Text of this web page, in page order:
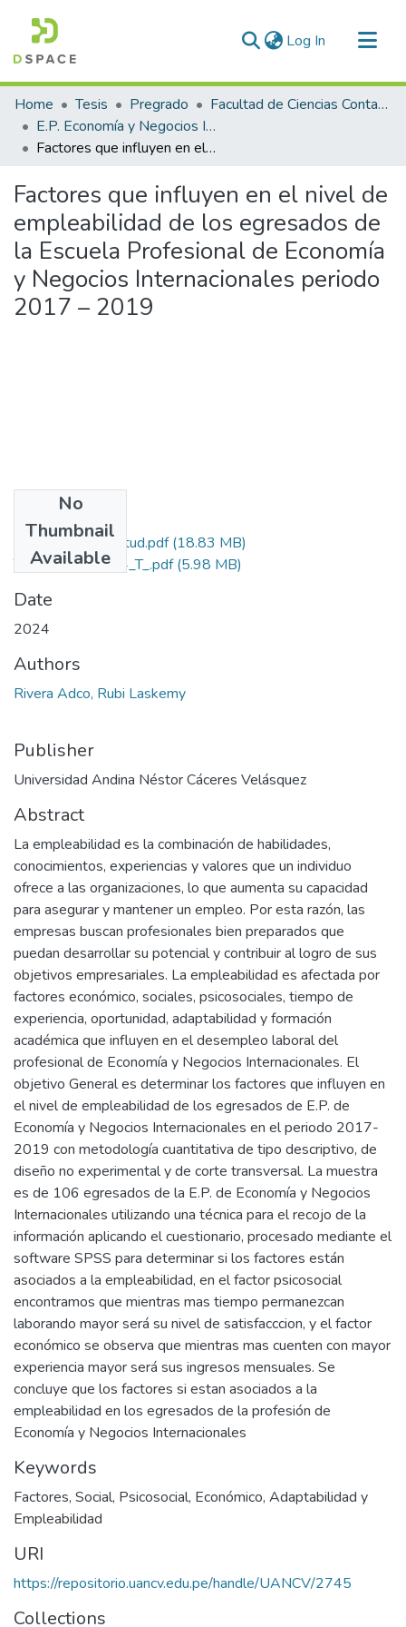
Log In (current)
Communities & Collections
All of DSpace
Statistics
Home Tesis Pregrado
Facultad de Ciencias Contables y Financieras
E.P. Economía y Negocios Internacionales
Factores que influyen en el nivel de empleabilidad de los egresados de la Escuela Profesional de Economía y Negocios Internacionales periodo 2017 – 2019
Factores que influyen en el nivel de
empleabilidad de los egresados de
la Escuela Profesional de Economía
y Negocios Internacionales periodo
2017 – 2019
No
Thumbnail
Available
Grado de Similitud.pdf(18.83 MB)
T036_73817974_T_.pdf(5.98 MB)
Date
2024
Authors
Rivera Adco, Rubi Laskemy
Publisher
Universidad Andina Néstor Cáceres Velásquez
Abstract
La empleabilidad es la combinación de habilidades,
conocimientos, experiencias y valores que un individuo
ofrece a las organizaciones, lo que aumenta su capacidad
para asegurar y mantener un empleo. Por esta razón, las
empresas buscan profesionales bien preparados que
puedan desarrollar su potencial y contribuir al logro de sus
objetivos empresariales. La empleabilidad es afectada por
factores económico, sociales, psicosociales, tiempo de
experiencia, oportunidad, adaptabilidad y formación
académica que influyen en el desempleo laboral del
profesional de Economía y Negocios Internacionales. El
objetivo General es determinar los factores que influyen en
el nivel de empleabilidad de los egresados de E.P. de
Economía y Negocios Internacionales en el periodo 2017-
2019 con metodología cuantitativa de tipo descriptivo, de
diseño no experimental y de corte transversal. La muestra
es de 106 egresados de la E.P. de Economía y Negocios
Internacionales utilizando una técnica para el recojo de la
información aplicando el cuestionario, procesado mediante el
software SPSS para determinar si los factores están
asociados a la empleabilidad, en el factor psicosocial
encontramos que mientras mas tiempo permanezcan
laborando mayor será su nivel de satisfacccion, y el factor
económico se observa que mientras mas cuenten con mayor
experiencia mayor será sus ingresos mensuales. Se
concluye que los factores si estan asociados a la
empleabilidad en los egresados de la profesión de
Economía y Negocios Internacionales
Keywords
Factores, Social, Psicosocial, Económico, Adaptabilidad y
Empleabilidad
URI
https://repositorio.uancv.edu.pe/handle/UANCV/2745
Collections